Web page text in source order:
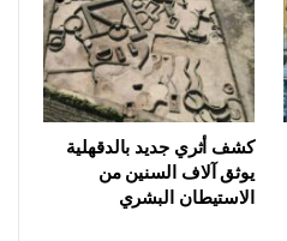
كشف أثري جديد بالدقهلية
يوثق آلاف السنين من
الاستيطان البشري